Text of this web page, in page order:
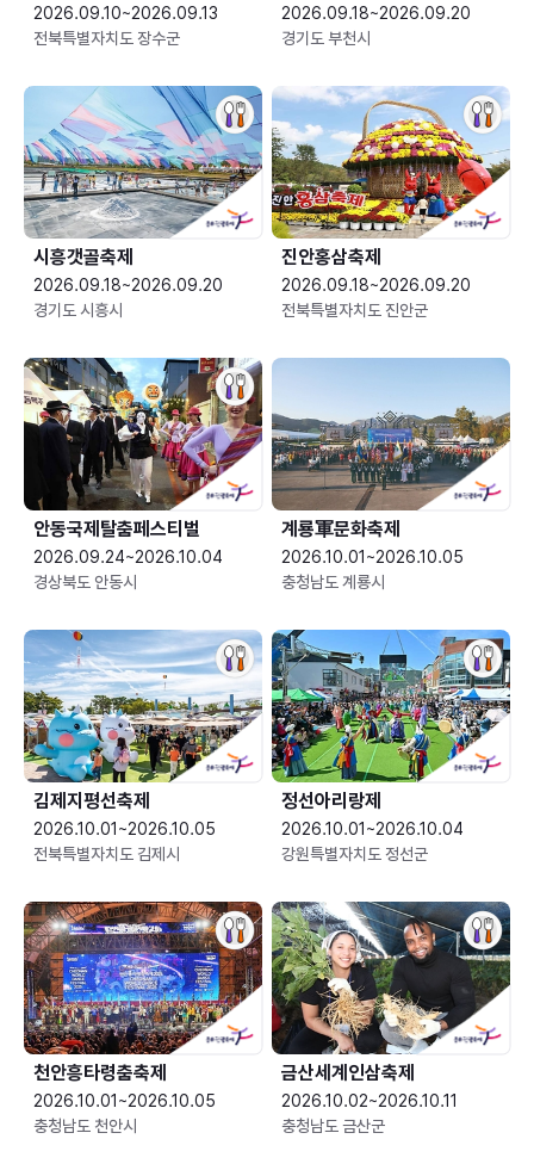
2026.09.10~2026.09.13
전북특별자치도 장수군
2026.09.18~2026.09.20
경기도 부천시
시흥갯골축제
2026.09.18~2026.09.20
경기도 시흥시
진안홍삼축제
2026.09.18~2026.09.20
전북특별자치도 진안군
안동국제탈춤페스티벌
2026.09.24~2026.10.04
경상북도 안동시
2026.10.01~2026.10.05
충청남도 계룡시
김제지평선축제
2026.10.01~2026.10.05
전북특별자치도 김제시
정선아리랑제
2026.10.01~2026.10.04
강원특별자치도 정선군
천안흥타령춤축제
2026.10.01~2026.10.05
충청남도 천안시
금산세계인삼축제
2026.10.02~2026.10.11
충청남도 금산군